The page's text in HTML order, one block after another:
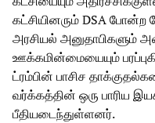
கட்சியினரும் DSA
அரசியல் அனுதாபிகளும்
ஊக்கமின்மையையும்
ட்ரம்பின் பாசிச
வர்க்கத்தின் ஒரு பாரிய
பீதியடைந்துள்ளனர்.